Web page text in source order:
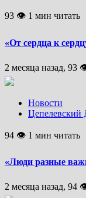
93 👁 1 мин читать
«От сердца к
2 месяца назад, 93
Новости
Цепелевский
94 👁 1 мин читать
«Люди разные
2 месяца назад, 94